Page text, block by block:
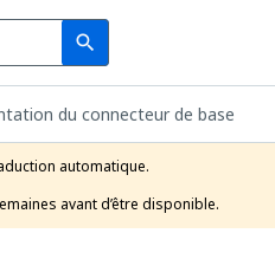
search
Search
du connecteur de base
automatique.
avant d’être disponible.